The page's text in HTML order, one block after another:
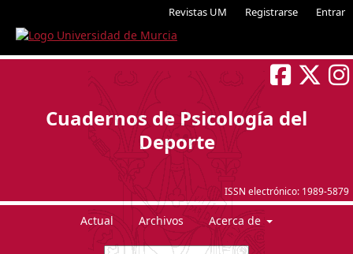
Revistas UM Registrarse Entrar
ISSN electrónico: 1989-5879
Cuadernos de Psicología del
Deporte
Actual Archivos Acerca de